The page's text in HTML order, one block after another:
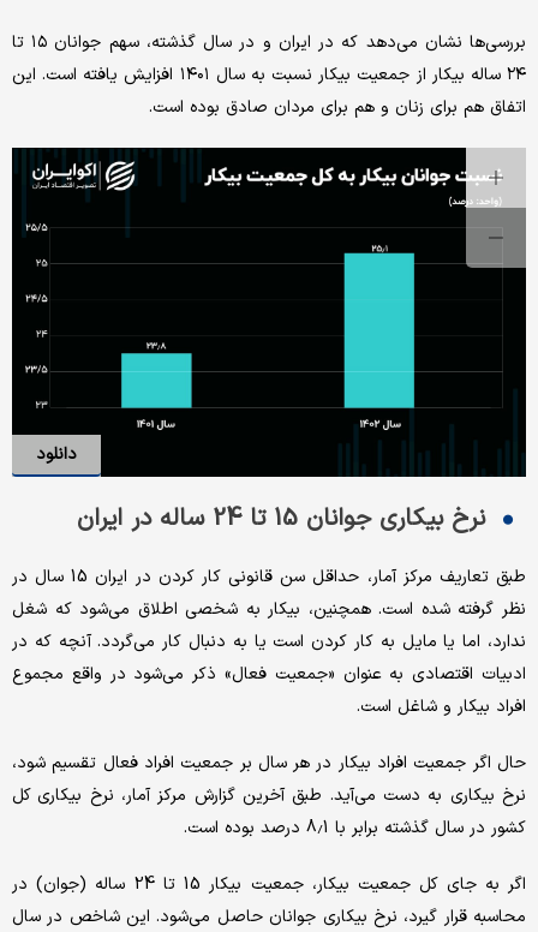
بررسی‌ها نشان می‌دهد که در ایران و در سال گذشته، سهم جوانان ۱۵ تا
۲۴ ساله بیکار از جمعیت بیکار نسبت به سال ۱۴۰۱ افزایش یافته است. این
اتفاق هم برای زنان و هم برای مردان صادق بوده است.
دانلود
نرخ بیکاری جوانان 15 تا 24 ساله در ایران
طبق تعاریف مرکز آمار، حداقل سن قانونی کار کردن در ایران 15 سال در
نظر گرفته شده است. همچنین، بیکار به شخصی اطلاق می‌شود که شغل
ندارد، اما یا مایل به کار کردن است یا به دنبال کار می‌گردد. آنچه که در
ادبیات اقتصادی به عنوان «جمعیت فعال» ذکر می‌شود در واقع مجموع
افراد بیکار و شاغل است.
حال اگر جمعیت افراد بیکار در هر سال بر جمعیت افراد فعال تقسیم شود،
نرخ بیکاری به دست می‌آید. طبق آخرین گزارش مرکز آمار، نرخ بیکاری کل
کشور در سال گذشته برابر با 8.1 درصد بوده است.
اگر به جای کل جمعیت بیکار، جمعیت بیکار 15 تا 24 ساله (جوان) در
محاسبه قرار گیرد، نرخ بیکاری جوانان حاصل می‌شود. این شاخص در سال